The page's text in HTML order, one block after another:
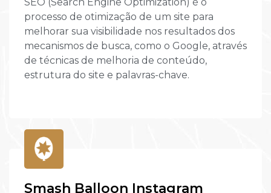
processo de otimização de um site para
melhorar sua visibilidade nos resultados dos
mecanismos de busca, como o Google, através
de técnicas de melhoria de conteúdo,
estrutura do site e palavras-chave.
Smash Balloon Instagram